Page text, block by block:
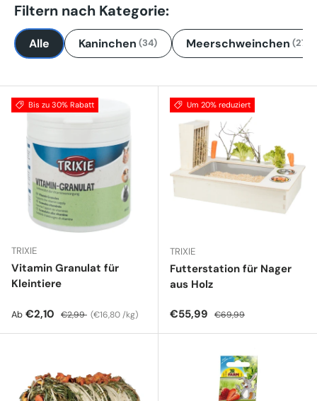
Filtern nach Kategorie:
Alle Kaninchen (34) Meerschweinchen (27)
Bis zu 30% Rabatt
TRIXIE
Vitamin Granulat für
Kleintiere
Verkaufspreis
Ab €2,10 Normaler Preis
€2,99 Grundpreis
€16,80 /kg
Um 20% reduziert
TRIXIE
Futterstation für Nager
aus Holz
Verkaufspreis
€55,99 Normaler Preis
€69,99